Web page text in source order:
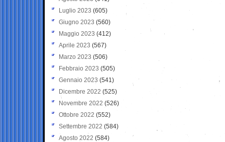
Luglio 2023 (605)
Giugno 2023 (560)
Maggio 2023 (412)
Aprile 2023 (567)
Marzo 2023 (506)
Febbraio 2023 (505)
Gennaio 2023 (541)
Dicembre 2022 (525)
Novembre 2022 (526)
Ottobre 2022 (552)
Settembre 2022 (584)
Agosto 2022 (584)